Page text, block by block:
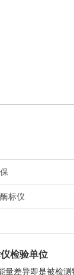
标仪
检验单位
量差异即是被检